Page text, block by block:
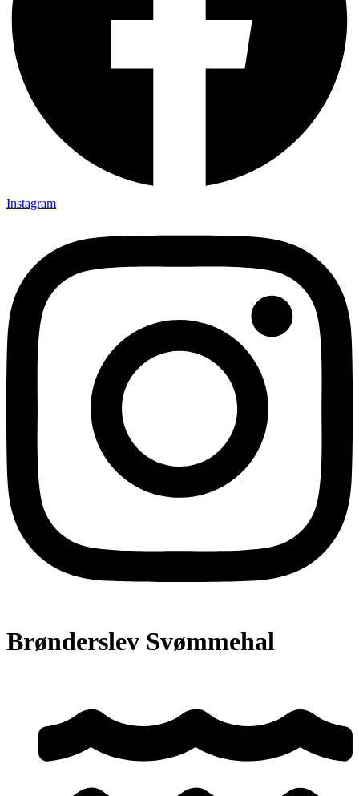
Instagram
Brønderslev Svømmehal